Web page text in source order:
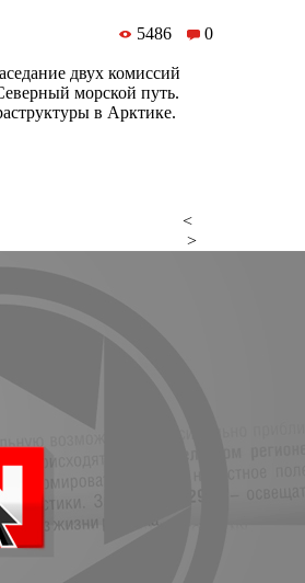
5486 0
двух комиссий
морской путь.
в Арктике.
<
>